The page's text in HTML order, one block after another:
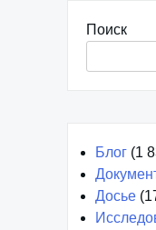
Поиск
Блог (1
Досье